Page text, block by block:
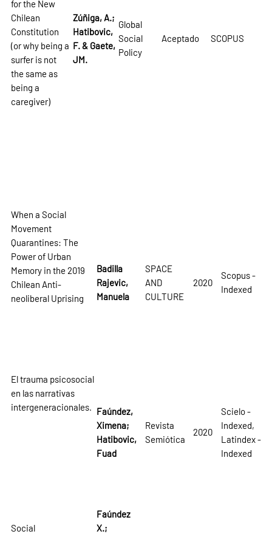
for the New
Chilean
Constitution
(or why being a
surfer is not
the same as
being a
caregiver)
Zúñiga, A.;
Hatibovic,
F. & Gaete,
JM.
Global
Social
Policy
Aceptado SCOPUS
When a Social
Movement
Quarantines: The
Power of Urban
Memory in the 2019
Chilean Anti-
neoliberal Uprising
Badilla
Rajevic,
Manuela
SPACE
AND
CULTURE
2020
Scopus -
Indexed
El trauma psicosocial
en las narrativas
intergeneracionales. Faúndez,
Ximena;
Hatibovic,
Fuad
Revista
Semiótica
2020
Scielo -
Indexed,
Latindex -
Indexed
Social
Faúndez
X.;